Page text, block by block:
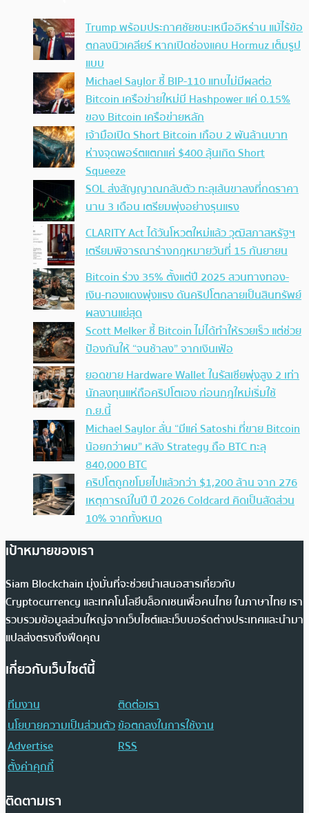
Trump พร้อมประกาศชัยชนะเหนืออิหร่าน แม้ไร้ข้อ
ตกลงนิวเคลียร์ หากเปิดช่องแคบ Hormuz เต็มรูป
แบบ
Michael Saylor ชี้ BIP-110 แทบไม่มีผลต่อ
Bitcoin เครือข่ายใหม่มี Hashpower แค่ 0.15%
ของ Bitcoin เครือข่ายหลัก
เจ้ามือเปิด Short Bitcoin เกือบ 2 พันล้านบาท
ห่างจุดพอร์ตแตกแค่ $400 ลุ้นเกิด Short
Squeeze
SOL ส่งสัญญาณกลับตัว ทะลุเส้นขาลงที่กดราคา
นาน 3 เดือน เตรียมพุ่งอย่างรุนแรง
CLARITY Act ได้วันโหวตใหม่แล้ว วุฒิสภาสหรัฐฯ
เตรียมพิจารณาร่างกฎหมายวันที่ 15 กันยายน
Bitcoin ร่วง 35% ตั้งแต่ปี 2025 สวนทางทอง-
เงิน-ทองแดงพุ่งแรง ดันคริปโตกลายเป็นสินทรัพย์
ผลงานแย่สุด
Scott Melker ชี้ Bitcoin ไม่ได้ทำให้รวยเร็ว แต่ช่วย
ป้องกันให้ “จนช้าลง” จากเงินเฟ้อ
ยอดขาย Hardware Wallet ในรัสเซียพุ่งสูง 2 เท่า
นักลงทุนแห่ถือคริปโตเอง ก่อนกฎใหม่เริ่มใช้
ก.ย.นี้
Michael Saylor ลั่น “มีแค่ Satoshi ที่ขาย Bitcoin
น้อยกว่าผม” หลัง Strategy ถือ BTC ทะลุ
840,000 BTC
คริปโตถูกขโมยไปแล้วกว่า $1,200 ล้าน จาก 276
เหตุการณ์ในปี ปี 2026 Coldcard คิดเป็นสัดส่วน
10% จากทั้งหมด
เป้าหมายของเรา
Siam Blockchain มุ่งมั่นที่จะช่วยนำเสนอสารเกี่ยวกับ
Cryptocurrency และเทคโนโลยีบล็อกเชนเพื่อคนไทย ในภาษาไทย เรา
รวบรวมข้อมูลส่วนใหญ่จากเว็บไซต์และเว็บบอร์ดต่างประเทศและนำมา
แปลส่งตรงถึงฟีดคุณ
เกี่ยวกับเว็บไซต์นี้
ทีมงาน
ติดต่อเรา
นโยบายความเป็นส่วนตัวข้อตกลงในการใช้งาน
Advertise
RSS
ตั้งค่าคุกกี้
ติดตามเรา